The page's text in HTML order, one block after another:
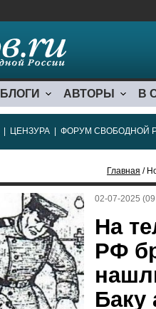
БЛОГИ АВТОРЫ В
ЦЕНЗУРА ФОРУМ СВОБОДНОЙ
Главная /
02-07-2025
На
РФ
Баку